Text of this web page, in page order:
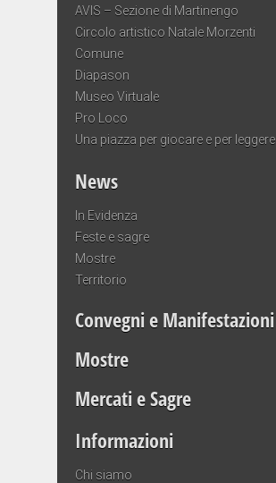
AVIS – Sezione di Martinengo
Circolo artistico Natale Morzenti
Comune
Diapason
Museo Virtuale
Pro Loco
Una piazza per giocare e per leggere
News
In Evidenza
Feste e sagre
Mostre
Territorio
Convegni e Manifestazioni
Mostre
Mercati e Sagre
Informazioni
Chi siamo